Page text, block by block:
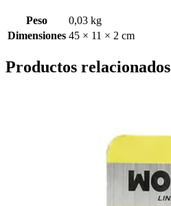
Peso
0,03 kg
Dimensiones 45 × 11 × 2 cm
Productos relacionados